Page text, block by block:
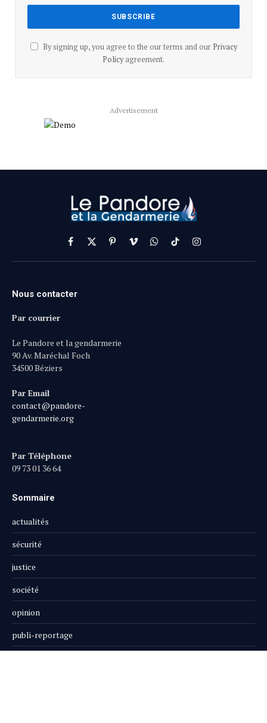
By signing up, you agree to the our terms and our Privacy
Policyagreement.
Advertisement
Facebook
X
(Twitter)
PinterestVimeoWhatsApp
TikTokInstagram
Nous contacter
Par courrier
Le Pandore et la gendarmerie
90 Av. Maréchal Foch
34500 Béziers
Par Email
contact@pandore-
gendarmerie.org
Par Téléphone
09 73 01 36 64
Sommaire
actualités
sécurité
justice
société
opinion
publi-reportage